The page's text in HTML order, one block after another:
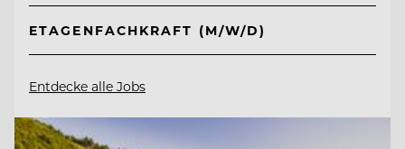
ETAGENFACHKRAFT (M/W/D)
Entdecke alle Jobs